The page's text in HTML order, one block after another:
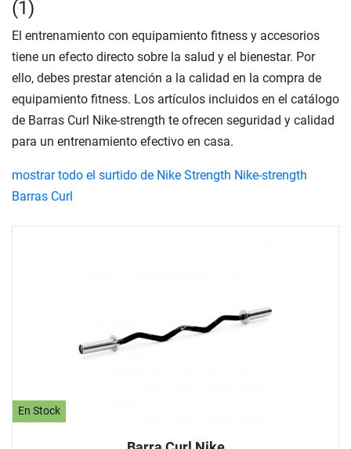
En Stock
(1)
El entrenamiento con equipamiento fitness y accesorios
tiene un efecto directo sobre la salud y el bienestar. Por
ello, debes prestar atención a la calidad en la compra de
equipamiento fitness. Los artículos incluidos en el catálogo
de Barras Curl Nike-strength te ofrecen seguridad y calidad
para un entrenamiento efectivo en casa.
mostrar todo el surtido de Nike Strength Nike-strength
Barras Curl